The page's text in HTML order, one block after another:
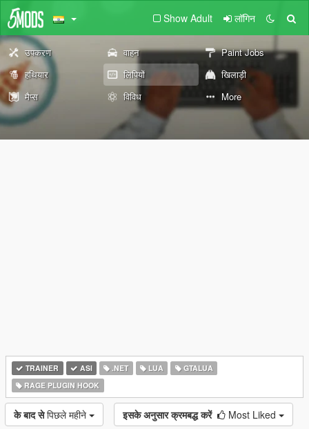
Show Adult लॉगिन
उपकरण वाहन
Paint Jobs
हथियार
लिपियों
खिलाड़ी
मैप्स
विविध More
TRAINER ASI .NET LUA
GTALUA
RAGE PLUGIN HOOK
के बाद से पिछले महीने इसके अनुसार क्रमबद्ध करें Most Liked